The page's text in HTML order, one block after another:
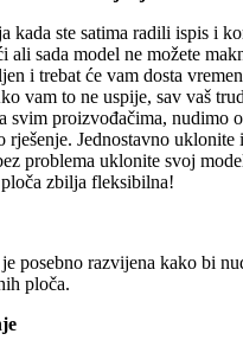
kada ste satima radili ispis i
ali sada model ne možete
i trebat će vam dosta
vam to ne uspije, sav vaš
svim proizvođačima, nudimo
rješenje. Jednostavno uklonite
problema uklonite svoj
zbilja fleksibilna!
posebno razvijena kako bi
ploča.